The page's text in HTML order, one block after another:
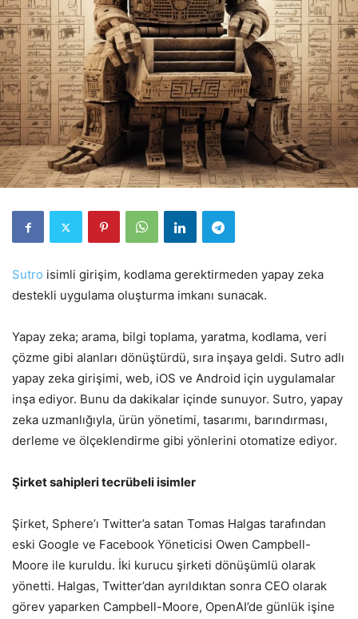
Sutro isimli girişim, kodlama gerektirmeden yapay zeka
destekli uygulama oluşturma imkanı sunacak.
Yapay zeka; arama, bilgi toplama, yaratma, kodlama, veri
çözme gibi alanları dönüştürdü, sıra inşaya geldi. Sutro adlı
yapay zeka girişimi, web, iOS ve Android için uygulamalar
inşa ediyor. Bunu da dakikalar içinde sunuyor. Sutro, yapay
zeka uzmanlığıyla, ürün yönetimi, tasarımı, barındırması,
derleme ve ölçeklendirme gibi yönlerini otomatize ediyor.
Şirket sahipleri tecrübeli isimler
Şirket, Sphere’ı Twitter’a satan Tomas Halgas tarafından
eski Google ve Facebook Yöneticisi Owen Campbell-
Moore ile kuruldu. İki kurucu şirketi dönüşümlü olarak
yönetti. Halgas, Twitter’dan ayrıldıktan sonra CEO olarak
görev yaparken Campbell-Moore, OpenAI’de günlük işine